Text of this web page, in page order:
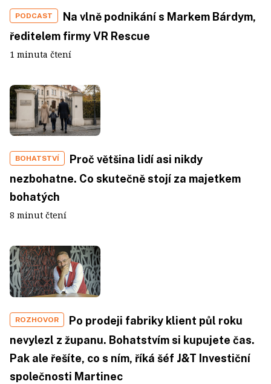
PODCAST
Na vlně podnikání s Markem Bárdym,
ředitelem firmy VR Rescue
1 minuta čtení
BOHATSTVÍ
Proč většina lidí asi nikdy
nezbohatne. Co skutečně stojí za majetkem
bohatých
8 minut čtení
ROZHOVOR
Po prodeji fabriky klient půl roku
nevylezl z županu. Bohatstvím si kupujete čas.
Pak ale řešíte, co s ním, říká šéf J&T Investiční
společnosti Martinec